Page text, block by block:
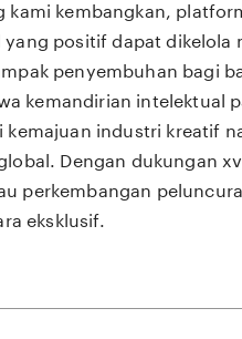
kami kembangkan,
positif dapat dikelola
penyembuhan bagi
kemandirian intelektual
industri kreatif
Dengan dukungan
perkembangan
eksklusif.